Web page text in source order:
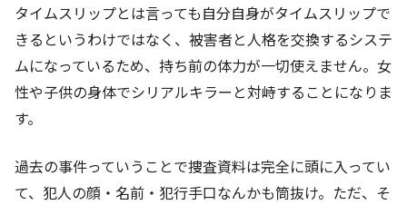
タイムスリップとは言っても自分自身がタイムスリップで
きるというわけではなく、被害者と人格を交換するシステ
ムになっているため、持ち前の体力が一切使えません。女
性や子供の身体でシリアルキラーと対峙することになりま
す。
過去の事件っていうことで捜査資料は完全に頭に入ってい
て、犯人の顔・名前・犯行手口なんかも筒抜け。ただ、そ